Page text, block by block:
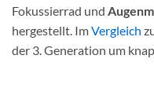
Fokussierrad und
hergestellt. ImVergleich
der 3. Generation um